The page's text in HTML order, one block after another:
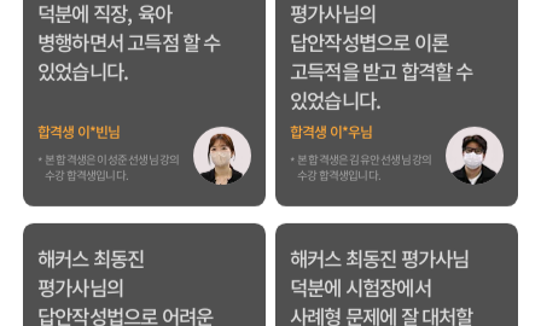
합격생 이*빈님
본 합격생은 이성준 선생님 강의
합격생 이*우님
본 합격생은 김유안 선생님 강의
해커스 최동진
평가사님의
답안작성법으로 어려운
문제를 극복할 수
있었습니다.
합격생 이*영님
본 합격생은 최동진 선생님 강의
해커스 최동진 평가사님
덕분에 시험장에서
사례형 문제에 잘 대처할
수 있었습니다.
합격생 김*영님
본 합격생은 최동진 선생님 강의